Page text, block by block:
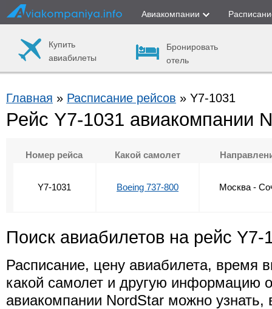
Авиакомпании
Купить
авиабилеты
Бронировать
отель
Главная » Расписание рейсов » Y7-1031
Рейс Y7-1031 авиакомпании
Номер рейса Какой самолет
Y7-1031 Boeing 737-800 Москва -
Поиск авиабилетов на рейс Y7-
Расписание, цену авиабилета, время
какой самолет и другую информацию
авиакомпании NordStar можно узнать,